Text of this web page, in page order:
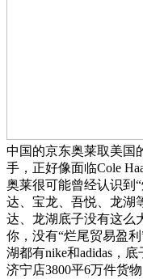
中国的京东奥莱取美国
手，正好像面临Cole
奥莱很可能曾经认识到
达、宝龙、吾悦、龙湖
达、龙湖底子没有这么
你，没有“烂尾贸易盈
湖都有nike和adidas，
济宁店3800平6万件货